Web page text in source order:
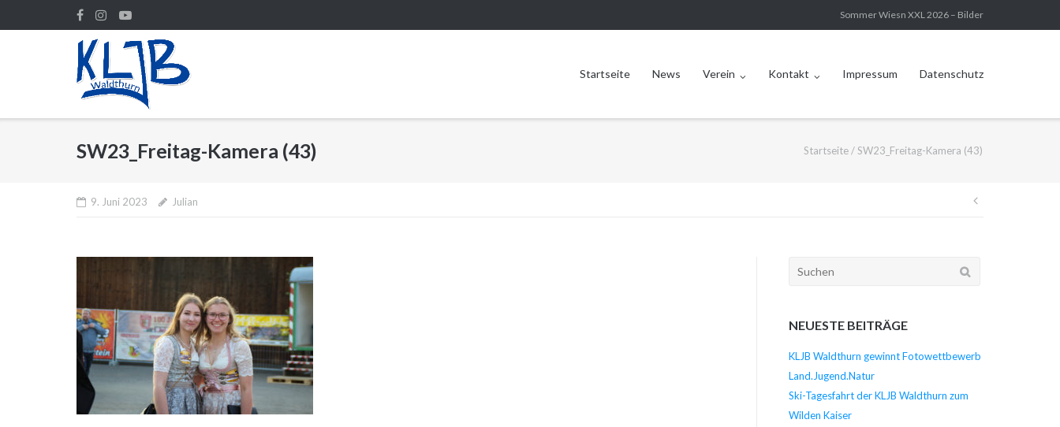
zum
Sommer Wiesn XXL 2026 – Bilder
Startseite News Verein Kontakt Impressum Datenschutz
SW23_Freitag-Kamera (43) Startseite /SW23_Freitag-Kamera (43)
9. Juni 2023 Julian
Suchen
NEUESTE BEITRÄGE
KLJB Waldthurn gewinnt Fotowettbewerb
Land.Jugend.Natur
Ski-Tagesfahrt der KLJB Waldthurn zum
Wilden Kaiser